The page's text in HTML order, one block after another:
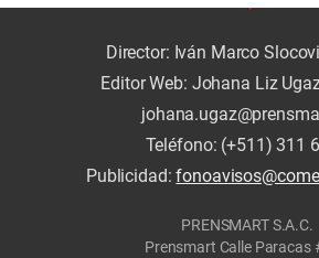
Director: Iván Marco
Editor Web: Johana Liz
Teléfono: (+511) 311
Publicidad:
PRENSMART S.A.C.
Prensmart Calle Paracas